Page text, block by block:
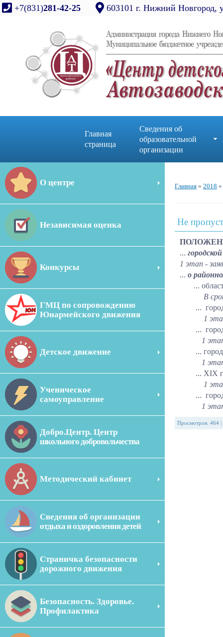
+7(831)281-42-25 603101 г. Нижний Новгород,
Главная
страница
Сведения об
образовательной
организации
О центре
Независимая оценка
Конкурсы
ГМЦ по сопровождению
Юнармейского движения
Детское движение
Ученическое
самоуправление
Добро.Центр. Центр
школьного добровольчества
Методический кабинет
Сведения об организации
отдыха и оздоровления детей
Страничка безопасности
дорожного движения
Безопасность. Здоровье.
Профилактика
Главная » 2018 »
Не
...
1 этап -
... о
...
В
...
1
...
1 этап –
...
1 этап –
... XIХ
1 этап –
...
1 этап -
Просмотров: 464